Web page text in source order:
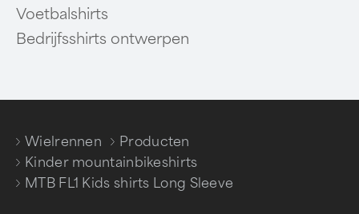
Voetbalshirts
Bedrijfsshirts ontwerpen
Wielrennen
/
Producten
/
Kinder mountainbikeshirts
/
MTB FL1 Kids shirts Long Sleeve